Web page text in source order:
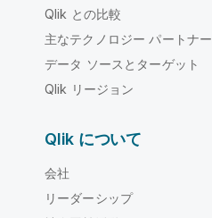
Qlik との比較
主なテクノロジー パートナー
データ ソースとターゲット
Qlik リージョン
Qlik について
会社
リーダーシップ